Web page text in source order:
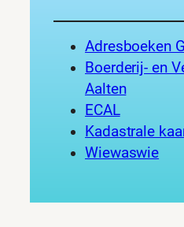
Adresboeken
Boerderij- en
Aalten
ECAL
Kadastrale
Wiewaswie